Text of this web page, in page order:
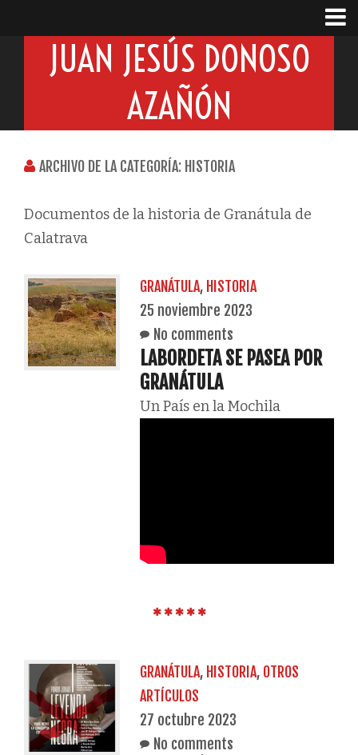
JUAN JESÚS DONOSO
AZAÑÓN
ARCHIVO DE LA CATEGORÍA: HISTORIA
Documentos de la historia de Granátula de
Calatrava
GRANÁTULA, HISTORIA
25 noviembre 2023
No comments
LABORDETA SE PASEA POR
GRANÁTULA
Un País en la Mochila
GRANÁTULA, HISTORIA, OTROS
ARTÍCULOS
27 octubre 2023
No comments